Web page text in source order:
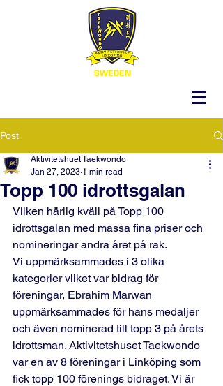
Post
Topp 100 idrottsgalan
Aktivitetshuet Taekwondo
Jan 27, 2023 1 min read
Vilken härlig kväll på Topp 100
idrottsgalan med massa fina priser och
nomineringar andra året på rak.
Vi uppmärksammades i 3 olika
kategorier vilket var bidrag för
föreningar, Ebrahim Marwan
uppmärksammades för hans medaljer
och även nominerad till topp 3 på årets
idrottsman. Aktivitetshuset Taekwondo
var en av 8 föreningar i Linköping som
fick topp 100 förenings bidraget. Vi är